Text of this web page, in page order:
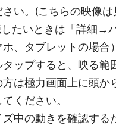
い。(こちらの映像
いときは「詳細→バ
、タブレットの場合）
プすると、映る範囲
極力画面上に頭か
ください。
の動きを確認するた